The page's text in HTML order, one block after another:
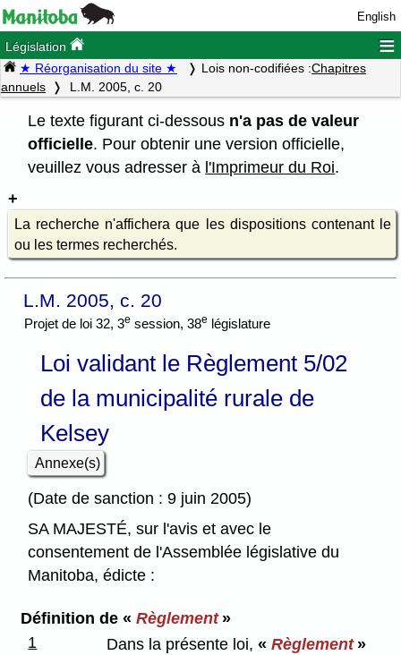
English
Législation ≡
★ Réorganisation du site ★ Lois non-codifiées :Chapitres
annuels
L.M. 2005, c. 20
Le texte figurant ci-dessous n'a pas de valeur
officielle. Pour obtenir une version officielle,
veuillez vous adresser à l'Imprimeur du Roi.
La recherche n'affichera que les dispositions contenant le
ou les termes recherchés.
L.M. 2005, c. 20
Projet de loi 32, 3e session, 38e législature
Loi validant le Règlement 5/02
de la municipalité rurale de
Kelsey
Annexe(s)
(Date de sanction : 9 juin 2005)
SA MAJESTÉ, sur l'avis et avec le
consentement de l'Assemblée législative du
Manitoba, édicte :
Définition de « Règlement»
1
Dans la présente loi,«Règlement»